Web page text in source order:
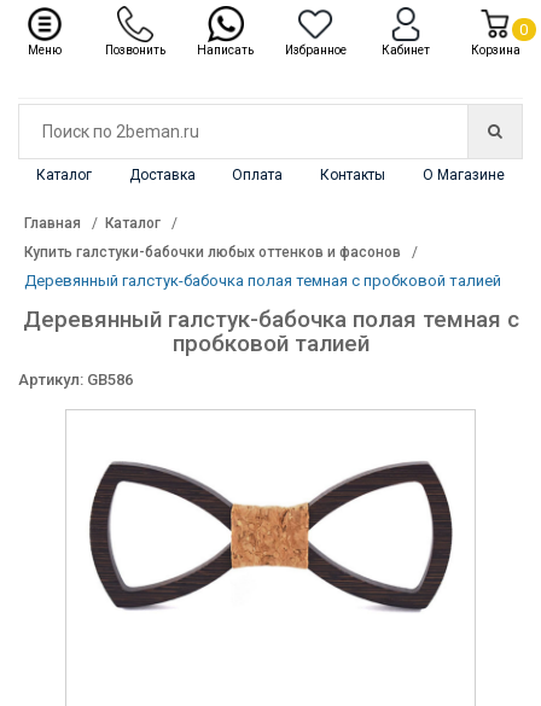
Каталог Доставка Оплата Контакты О Магазине
Каталог ✖
Главная
Каталог
Купить галстуки-бабочки любых оттенков и фасонов
Деревянный галстук-бабочка полая темная с пробковой талией
Деревянный галстук-бабочка полая темная с
пробковой талией
Артикул: GB586
Меню Позвонить Написать Избранное Кабинет Корзина
0